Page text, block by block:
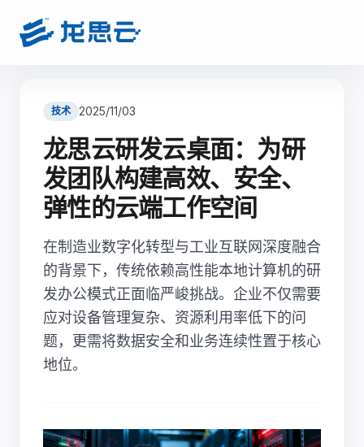
技术 2025/11/03
龙思云研发云桌面：为研
发团队构建高效、安全、
弹性的云端工作空间
在制造业数字化转型与工业互联网深度融合
的背景下，传统依赖高性能本地计算机的研
发办公模式正面临严峻挑战。企业不仅需要
应对设备管理复杂、资源利用率低下的问
题，更需将数据安全和业务连续性置于核心
地位。